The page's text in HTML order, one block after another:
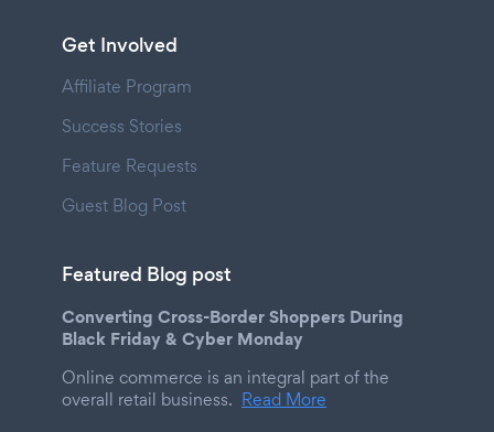
Get Involved
Affiliate Program
Success Stories
Feature Requests
Guest Blog Post
Featured Blog post
Converting Cross-Border Shoppers During
Black Friday & Cyber Monday
Online commerce is an integral part of the
overall retail business. Read More